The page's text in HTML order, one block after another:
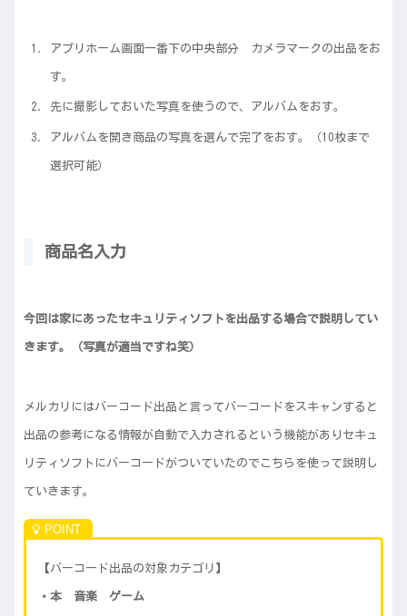
アプリホーム画面一番下の中央部分 カメラマークの出品をお
す。
先に撮影しておいた写真を使うので、アルバムをおす。
アルバムを開き商品の写真を選んで完了をおす。（10枚まで
選択可能）
商品名入力
今回は家にあったセキュリティソフトを出品する場合で説明してい
きます。 （写真が適当ですね笑）
メルカリにはバーコード出品と言ってバーコードをスキャンすると
出品の参考になる情報が自動で入力されるという機能がありセキュ
リティソフトにバーコードがついていたのでこちらを使って説明し
ていきます。
【バーコード出品の対象カテゴリ】
・本 音楽 ゲーム